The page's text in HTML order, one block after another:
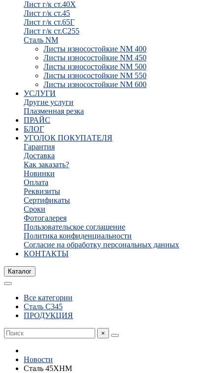
Лист г/к ст.40Х
Лист г/к ст.45
Лист г/к ст.65Г
Лист г/к ст.С255
Сталь NM
Листы износостойкие NM 400
Листы износостойкие NM 450
Листы износостойкие NM 500
Листы износостойкие NM 550
Листы износостойкие NM 600
УСЛУГИ
Другие услуги
Плазменная резка
ПРАЙС
БЛОГ
УГОЛОК ПОКУПАТЕЛЯ
Гарантия
Доставка
Как заказать?
Новинки
Оплата
Реквизиты
Сертификаты
Сроки
Фотогалерея
Пользовательское соглашение
Политика конфиденциальности
Согласие на обработку персональных данных
КОНТАКТЫ
Каталог
Все категории
Сталь С345
ПРОДУКЦИЯ
×
Новости
Сталь 45ХНМ